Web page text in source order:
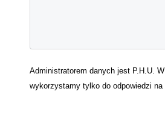
Administratorem danych jest P.H.U.
wykorzystamy tylko do odpowiedzi na